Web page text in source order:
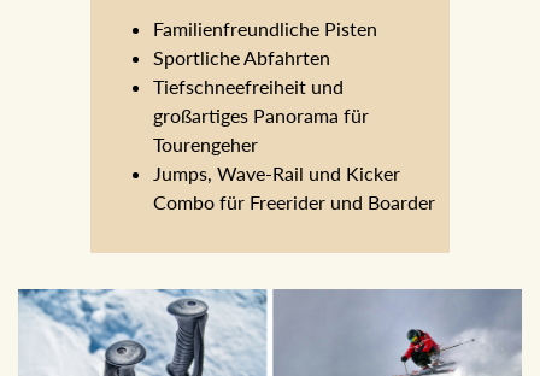
Familienfreundliche Pisten
Sportliche Abfahrten
Tiefschneefreiheit und
großartiges Panorama für
Tourengeher
Jumps, Wave-Rail und Kicker
Boarder